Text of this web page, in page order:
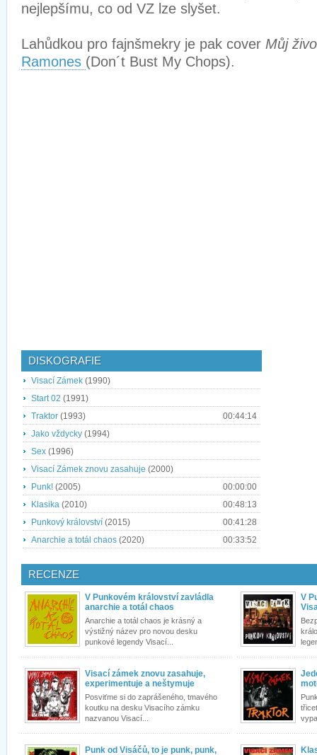
nejlepšímu, co od VZ lze slyšet.
Lahůdkou pro fajnšmekry je pak cover Můj
Ramones (Don´t Bust My Chops).
DISKOGRAFIE
Visací Zámek (1990)
Start 02 (1991)
Traktor (1993)
00:44:14
Jako vždycky (1994)
Sex (1996)
Visací Zámek znovu zasahuje (2000)
Punk! (2005)
00:00:00
Klasika (2010)
00:48:13
Punkový království (2015)
00:41:28
Anarchie a totál chaos (2020) 00:33:52
RECENZE
V Punkovém království zavládla
anarchie a totál chaos
Anarchie a totál chaos je krásný a
výstižný název pro novou desku
punkové legendy Visací...
V
Visací zámek znovu zasahuje,
experimentuje a neštymuje
Posviťme si do zaprášeného, tmavého
koutku na desku Visacího zámku
nazvanou Visací...
Punk od Visáčů, to je punk, punk,